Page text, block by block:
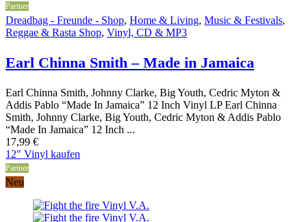
Partner
Dreadbag - Freunde - Shop, Home & Living, Music & Festivals,
Reggae & Rasta Shop, Vinyl, CD & MP3
Earl Chinna Smith – Made in Jamaica
Earl Chinna Smith, Johnny Clarke, Big Youth, Cedric Myton &
Addis Pablo “Made In Jamaica” 12 Inch Vinyl LP Earl Chinna
Smith, Johnny Clarke, Big Youth, Cedric Myton & Addis Pablo
“Made In Jamaica” 12 Inch ...
17,99 €
12" Vinyl kaufen
Partner
Neu